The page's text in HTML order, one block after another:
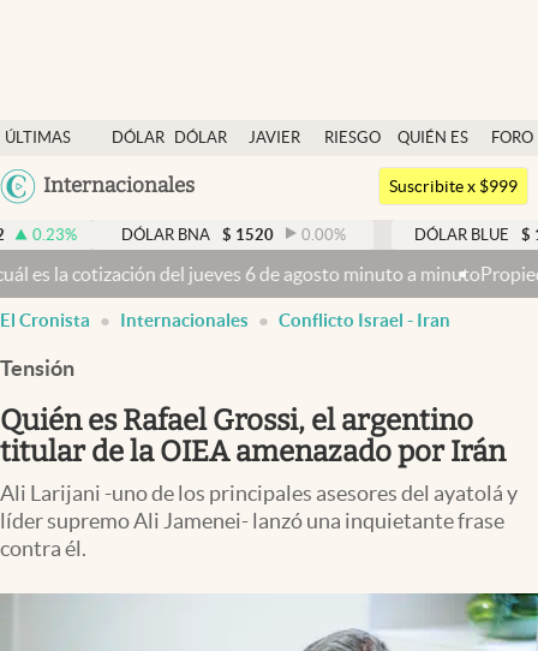
ÚLTIMAS
NOTICIAS
DÓLAR
DÓLAR
JAVIER
RIESGO
QUIÉN ES
QUIÉN
FORO
Argentina
México
Colombia
Internacionales
Dólar
Members
Economía y Política
Finanzas y Mercados
Mercados Online
Negocios
Columnistas
Otras secciones
Apertura
Infotechnology
Clase
Suscribite x $999
DÓLAR BNA $ 1520 0.00% DÓLAR BLUE $ 1530 -
6 de agosto minuto a minutoPropiedad privada: con cruces
El Cronista Internacionales Conflicto Israel - Iran
Tensión
Quién es Rafael Grossi, el argentino
titular de la OIEA amenazado por Irán
Ali Larijani -uno de los principales asesores del ayatolá y
líder supremo Ali Jamenei- lanzó una inquietante frase
contra él.